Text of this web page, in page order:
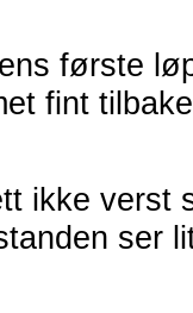
første
fint
ikke verst
ser